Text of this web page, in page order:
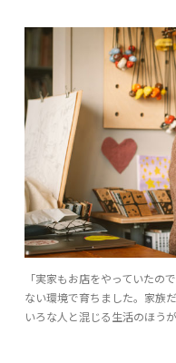
「実家もお店をやっていたの
ない環境で育ちました。家族
いろな人と混じる生活のほう